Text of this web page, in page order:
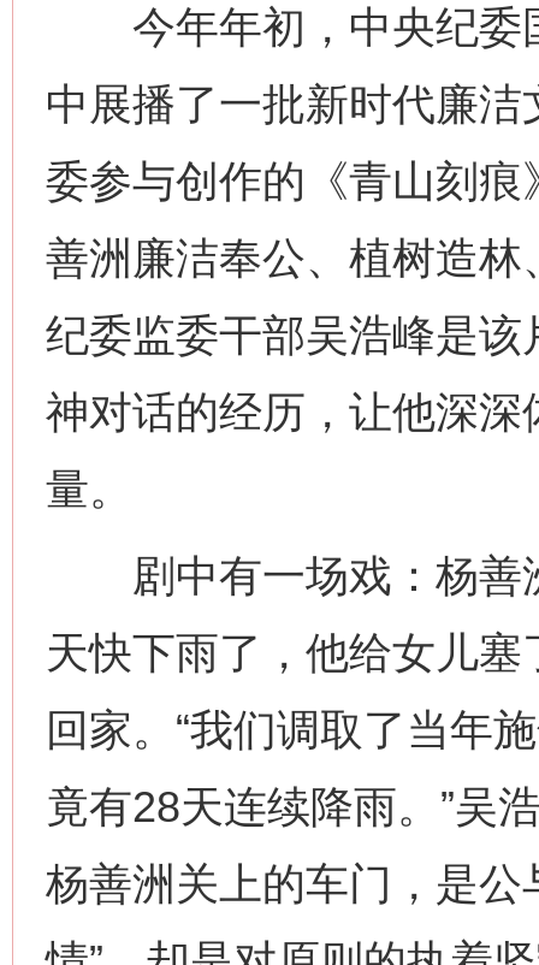
今年年初，中央纪委
中展播了一批新时代廉
委参与创作的《青山刻
善洲廉洁奉公、植树造
纪委监委干部吴浩峰是
神对话的经历，让他深深
量。
剧中有一场戏：杨善
天快下雨了，他给女儿
回家。“我们调取了当年
竟有28天连续降雨。”
杨善洲关上的车门，是公